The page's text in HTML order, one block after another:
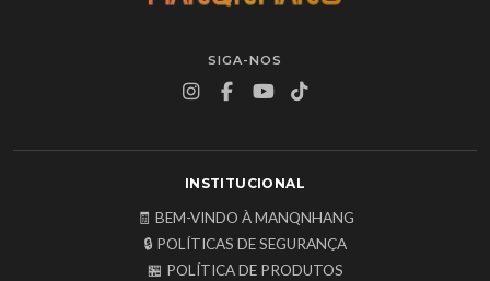
SIGA-NOS
INSTITUCIONAL
🧾 BEM-VINDO À MANQNHANG
🔒 POLÍTICAS DE SEGURANÇA
🏪 POLÍTICA DE PRODUTOS